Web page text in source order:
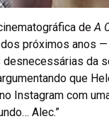
deA
próximos anos
da
que
Instagram com
Alec.”